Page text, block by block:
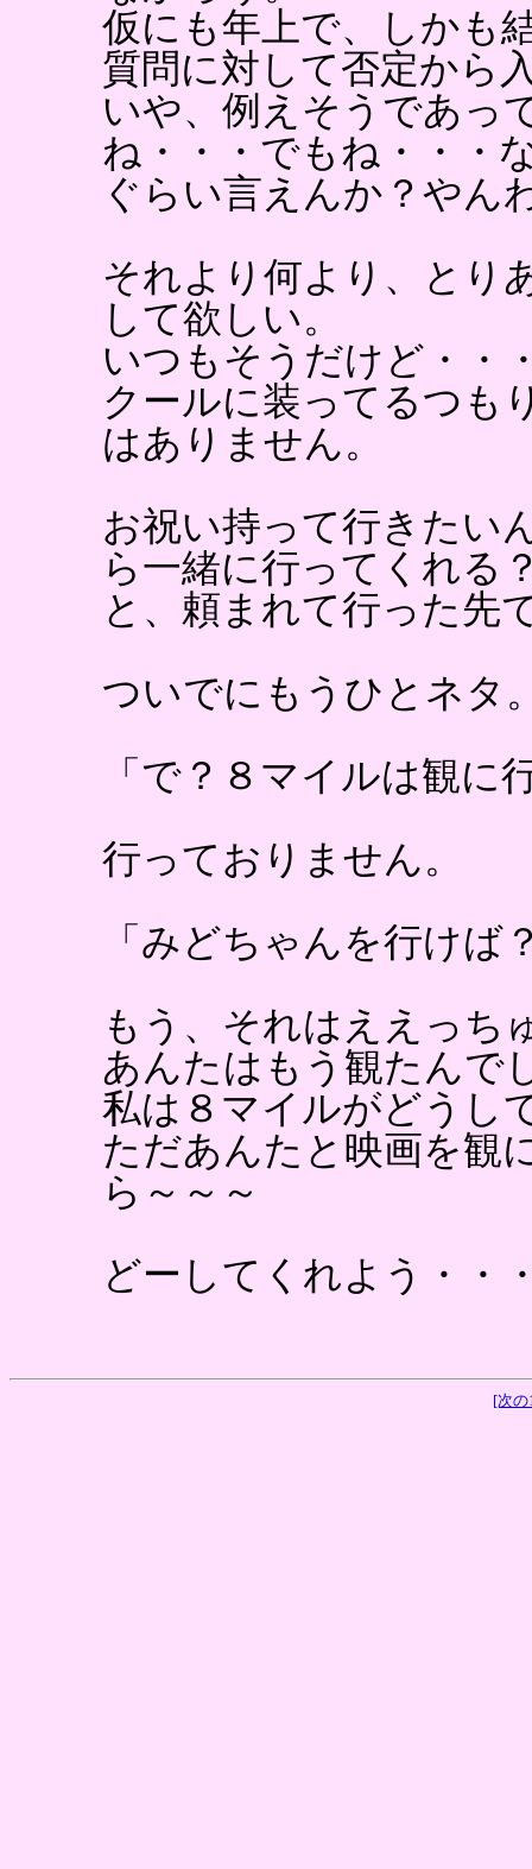
仮にも年上で、しかも
質問に対して否定から
いや、例えそうであっ
ね・・・でもね・・・
ぐらい言えんか？やん
それより何より、とり
して欲しい。
いつもそうだけど・・
クールに装ってるつも
はありません。
お祝い持って行きたい
ら一緒に行ってくれる
と、頼まれて行った先
ついでにもうひとネタ
「で？８マイルは観に
行っておりません。
「みどちゃんを行けば
もう、それはええっち
あんたはもう観たんで
私は８マイルがどうし
ただあんたと映画を観
ら～～～
どーしてくれよう・・
[次